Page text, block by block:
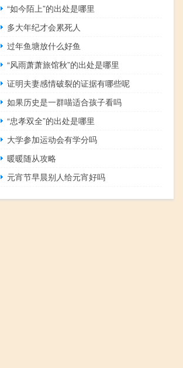
“如今陌上”的出处是哪里
多大年纪才会累死人
过年鱼塘放什么好鱼
“风雨萧萧旅馆秋”的出处是哪里
证明夫妻感情破裂的证据有哪些呢
如果历史是一群喵适合孩子看吗
“忠孝双全”的出处是哪里
大学参加运动会有学分吗
暖暖随从攻略
元宵节早晨别人给元宵好吗